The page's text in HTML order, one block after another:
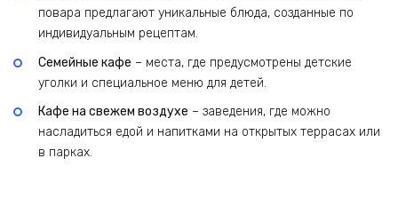
повара предлагают уникальные блюда, созданные по
индивидуальным рецептам.
Семейные кафе – места, где предусмотрены детские
уголки и специальное меню для детей.
Кафе на свежем воздухе – заведения, где можно
насладиться едой и напитками на открытых террасах или
в парках.